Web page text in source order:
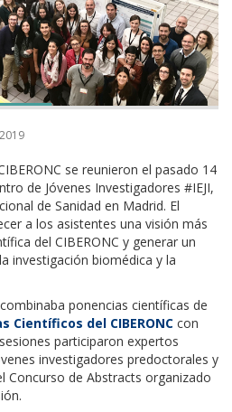
se reunieron el pasado 14
de Jóvenes Investigadores #IEJI,
de Sanidad en Madrid. El
a los asistentes una visión más
del CIBERONC y generar un
investigación biomédica y la
ponencias científicas de
Científicos del CIBERONC con
participaron expertos
investigadores predoctorales y
Concurso de Abstracts organizado